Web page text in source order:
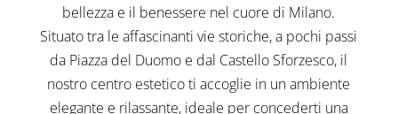
bellezza e il benessere nel cuore di Milano.
Situato tra le affascinanti vie storiche, a pochi passi
da Piazza del Duomo e dal Castello Sforzesco, il
nostro centro estetico ti accoglie in un ambiente
elegante e rilassante, ideale per concederti una